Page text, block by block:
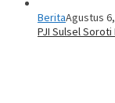
BeritaAgustus
PJI Sulsel